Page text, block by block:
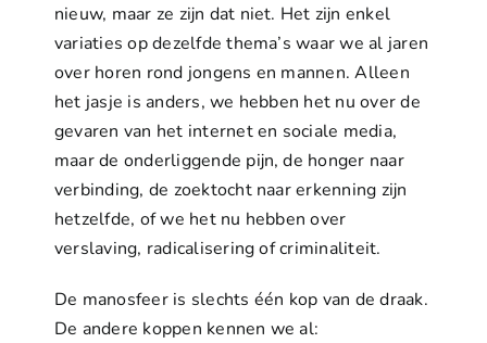
nieuw, maar ze zijn dat niet. Het zijn enkel
variaties op dezelfde thema’s waar we al jaren
over horen rond jongens en mannen. Alleen
het jasje is anders, we hebben het nu over de
gevaren van het internet en sociale media,
maar de onderliggende pijn, de honger naar
verbinding, de zoektocht naar erkenning zijn
hetzelfde, of we het nu hebben over
verslaving, radicalisering of criminaliteit.
De manosfeer is slechts één kop van de draak.
De andere koppen kennen we al: